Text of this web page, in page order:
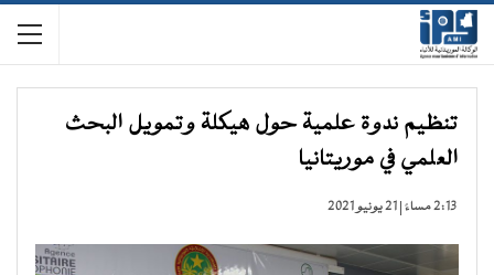
تنظيم ندوة علمية حول هيكلة وتمويل البحث
العلمي في موريتانيا
2:13 مساءً | 21 يونيو 2021